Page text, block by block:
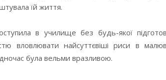
їй життя.
в училище без будь-якої
вловлювати найсуттєвіші риси в
була вельми вразливою.